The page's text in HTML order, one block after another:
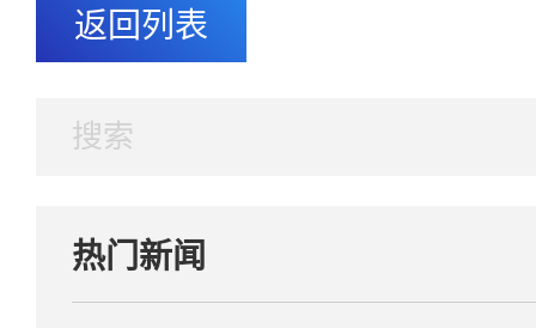
返回列表
热门新闻